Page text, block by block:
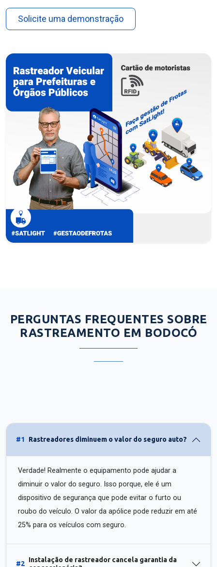
Solicite uma demonstração
PERGUNTAS FREQUENTES SOBRE
RASTREAMENTO EM BODOCÓ
#1 Rastreadores diminuem o valor do seguro auto?
Verdade! Realmente o equipamento pode ajudar a
diminuir o valor do seguro. Isso porque, ele é um
dispositivo de segurança que pode evitar o furto ou
roubo do veículo. O valor da apólice pode reduzir em até
25% para os veículos com seguro.
#2
Instalação de rastreador cancela garantia da